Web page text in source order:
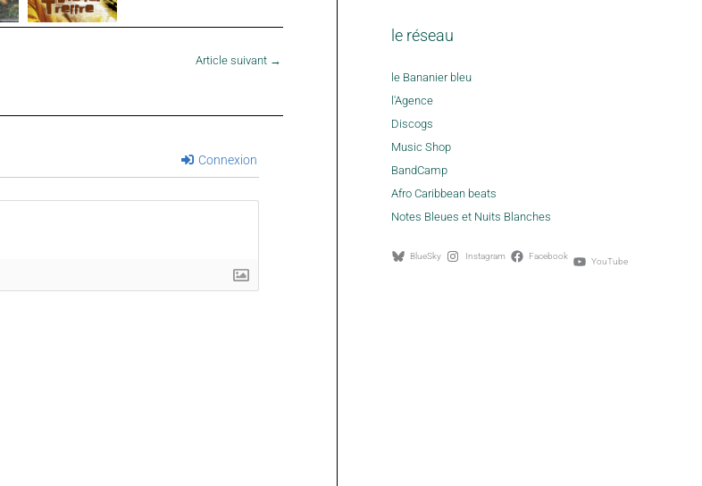
Article suivant →
Connexion
le réseau
le Bananier bleu
l'Agence
Discogs
Music Shop
BandCamp
Afro Caribbean beats
Notes Bleues et Nuits Blanches
BlueSky Instagram Facebook YouTube